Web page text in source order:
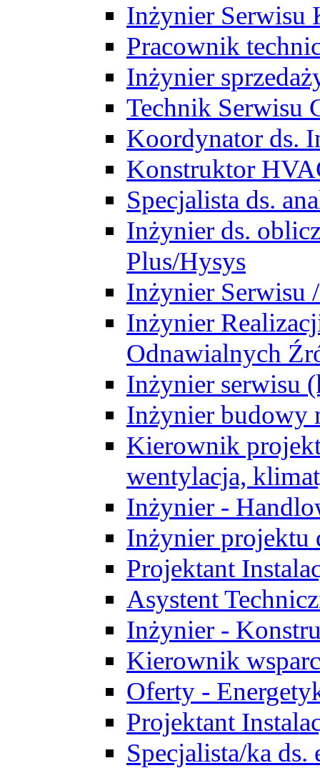
Inżynier Serwisu
Pracownik
Inżynier
Technik Serwisu
Koordynator ds.
Konstruktor
Specjalista ds.
Inżynier ds.
Plus/Hysys
Inżynier Serwisu
Inżynier
Odnawialnych
Inżynier serwisu
Inżynier budowy
Kierownik
wentylacja,
Inżynier -
Inżynier projektu
Projektant
Asystent
Inżynier -
Kierownik
Oferty -
Projektant
Specjalista/ka